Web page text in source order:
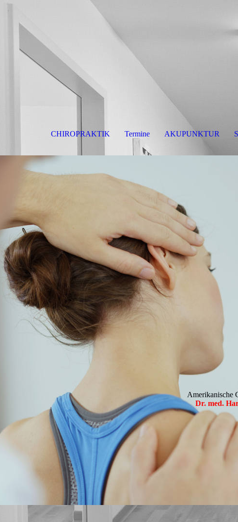
CHIROPRAKTIK Termine AKUPUNKTUR
Amerikanische
Dr. med.